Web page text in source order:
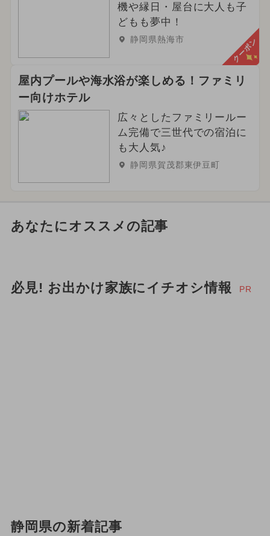
機や縁日・屋台に大人も子
どもも夢中！
静岡県熱海市 クーポン
屋内プールや海水浴が楽しめる！ファミリ
ー向けホテル
広々としたファミリールー
ム完備で三世代での宿泊に
も大人気♪
静岡県賀茂郡東伊豆町
あなたにオススメの記事
必見! お出かけ家族にイチオシ情報 PR
静岡県の新着記事